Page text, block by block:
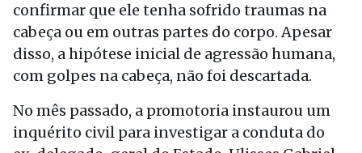
confirmar que ele tenha sofrido traumas na
cabeça ou em outras partes do corpo. Apesar
disso, a hipótese inicial de agressão humana,
com golpes na cabeça, não foi descartada.
No mês passado, a promotoria instaurou um
inquérito civil para investigar a conduta do